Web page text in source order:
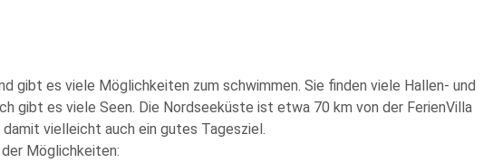
gibt es viele Möglichkeiten zum schwimmen. Sie finden viele Hallen- und
gibt es viele Seen. Die Nordseeküste ist etwa 70 km von der FerienVilla
vielleicht auch ein gutes Tagesziel.
Möglichkeiten: